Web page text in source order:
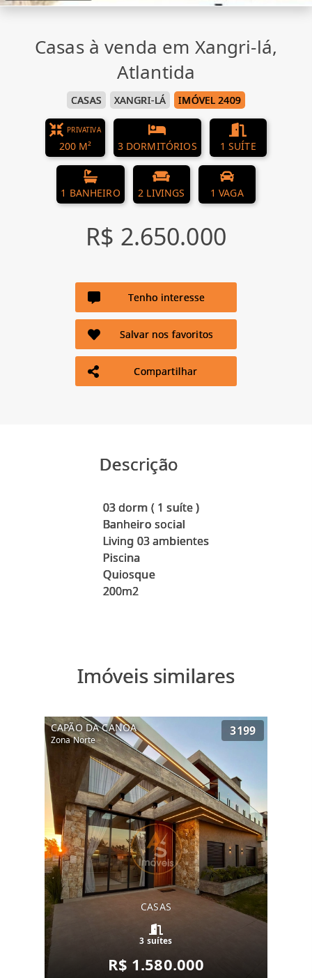
Casas à venda em Xangri-lá,
Atlantida
CASAS XANGRI-LÁ IMÓVEL 2409
PRIVATIVA
200 M² 3 DORMITÓRIOS 1 SUÍTE
1 BANHEIRO 2 LIVINGS 1 VAGA
R$ 2.650.000
Tenho interesse
Salvar nos favoritos
Compartilhar
Descrição
03 dorm ( 1 suíte )
Banheiro social
Living 03 ambientes
Piscina
Quiosque
Imóveis similares
CAPÃO DA CANOA
Zona Norte
3199
CASAS
3 suítes
R$ 1.580.000